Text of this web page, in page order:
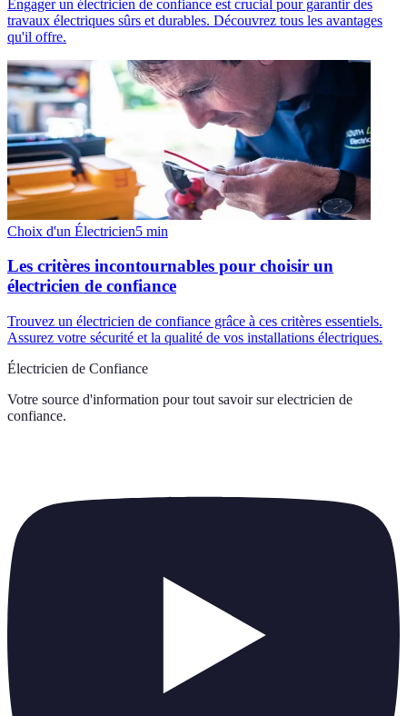
Engager un électricien de confiance est crucial pour garantir des
travaux électriques sûrs et durables. Découvrez tous les avantages
qu'il offre.
Choix d'un Électricien5 min
Les critères incontournables pour choisir un
électricien de confiance
Trouvez un électricien de confiance grâce à ces critères essentiels.
Assurez votre sécurité et la qualité de vos installations électriques.
Électricien de Confiance
Votre source d'information pour tout savoir sur electricien de
confiance.